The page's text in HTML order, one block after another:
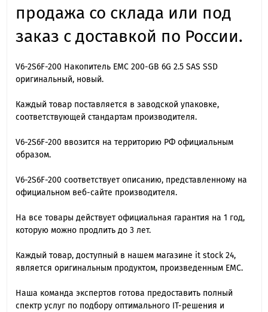
продажа со склада или под
заказ с доставкой по России.
V6-2S6F-200 Накопитель EMC 200-GB 6G 2.5 SAS SSD
оригинальный, новый.
Каждый товар поставляется в заводской упаковке,
соответствующей стандартам производителя.
V6-2S6F-200 ввозится на территорию РФ официальным
образом.
V6-2S6F-200 cоответствует описанию, представленному на
официальном веб-сайте производителя.
На все товары действует официальная гарантия на 1 год,
которую можно продлить до 3 лет.
Каждый товар, доступный в нашем магазине it stock 24,
является оригинальным продуктом, произведенным EMC.
Наша команда экспертов готова предоставить полный
спектр услуг по подбору оптимального IT-решения и